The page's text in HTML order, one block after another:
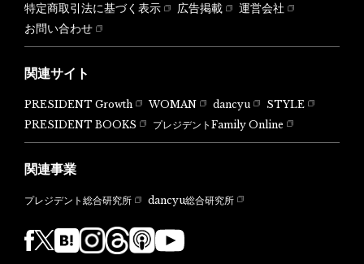
特定商取引法に基づく表示
広告掲載
運営会社
お問い合わせ
関連サイト
PRESIDENT Growth WOMAN dancyu
STYLE
PRESIDENT BOOKS
プレジデントFamily Online
関連事業
プレジデント総合研究所 dancyu総合研究所